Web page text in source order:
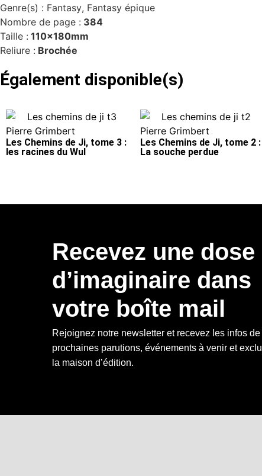
Genre(s) : Fantasy, Fantasy épique
Nombre de page : 384
Taille : 110x180mm
Reliure : Brochée
Également disponible(s)
Pierre Grimbert
Les Chemins de Ji, tome 3 :
les racines du Wul
Pierre Grimbert
Les Chemins de Ji, tome 2 :
La souche perdue
Recevez une dose
d’imaginaire dans
votre boîte mail
Rejoignez notre newsletter et recevez les infos
prochaines parutions, événements à venir et
la maison d’édition.